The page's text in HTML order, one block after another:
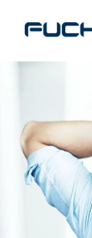
ONLINESHOP
BERATUNG
NEWS
KARRIERE